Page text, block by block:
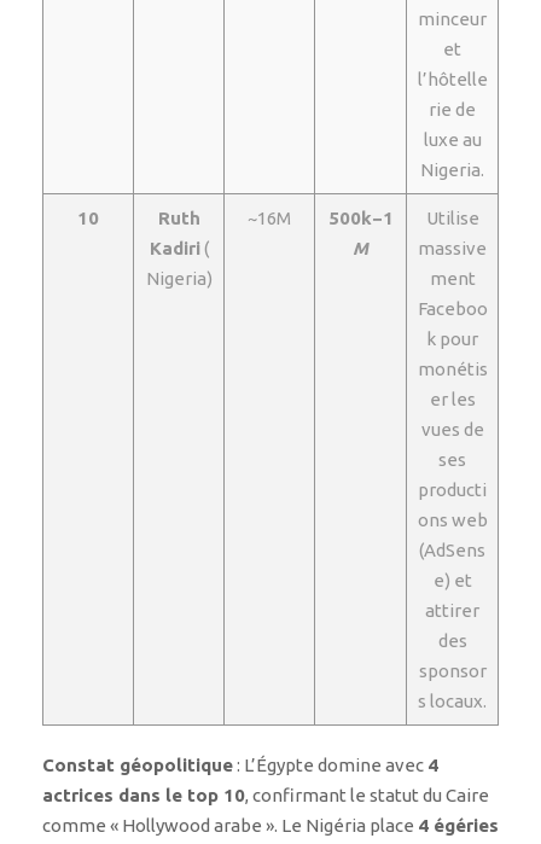
minceur
et
l’hôtelle
rie de
luxe au
Nigeria.
10
Ruth
Kadiri(
Nigeria)
~16M
500k−1
M
Utilise
massive
ment
Faceboo
k pour
monétis
er les
vues de
ses
producti
ons web
(AdSens
e) et
attirer
des
sponsor
s locaux.
Constat géopolitique: L’Égypte domine avec 4
actrices dans le top 10, confirmant le statut du Caire
comme « Hollywood arabe ». Le Nigéria place 4 égéries